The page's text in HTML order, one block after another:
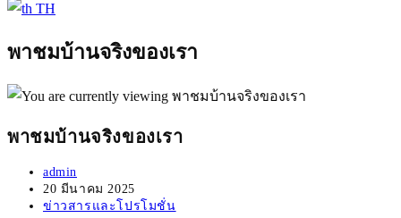
TH
พาชมบ้านจริงของเรา
พาชมบ้านจริงของเรา
Post
author:
admin
Post
published:
20 มีนาคม 2025
Post
ข่าวสารและโปรโมชั่น